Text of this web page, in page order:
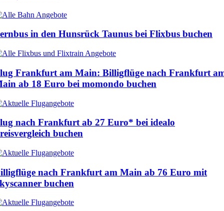
in den Hunsrück Taunus bei Flixbus buchen
Frankfurt am Main: Billigflüge nach Frankfurt
ab 18 Euro bei momondo buchen
nach Frankfurt ab 27 Euro* bei idealo
buchen
nach Frankfurt am Main ab 76 Euro mit
buchen